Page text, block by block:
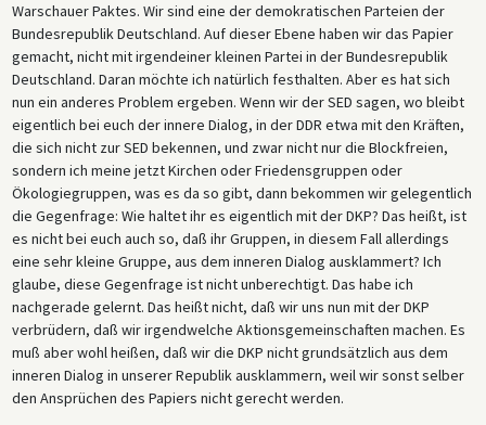
Warschauer Paktes. Wir sind eine der demokratischen Parteien der
Bundesrepublik Deutschland. Auf dieser Ebene haben wir das Papier
gemacht, nicht mit irgendeiner kleinen Partei in der Bundesrepublik
Deutschland. Daran möchte ich natürlich festhalten. Aber es hat sich
nun ein anderes Problem ergeben. Wenn wir der SED sagen, wo bleibt
eigentlich bei euch der innere Dialog, in der DDR etwa mit den Kräften,
die sich nicht zur SED bekennen, und zwar nicht nur die Blockfreien,
sondern ich meine jetzt Kirchen oder Friedensgruppen oder
Ökologiegruppen, was es da so gibt, dann bekommen wir gelegentlich
die Gegenfrage: Wie haltet ihr es eigentlich mit der DKP? Das heißt, ist
es nicht bei euch auch so, daß ihr Gruppen, in diesem Fall allerdings
eine sehr kleine Gruppe, aus dem inneren Dialog ausklammert? Ich
glaube, diese Gegenfrage ist nicht unberechtigt. Das habe ich
nachgerade gelernt. Das heißt nicht, daß wir uns nun mit der DKP
verbrüdern, daß wir irgendwelche Aktionsgemeinschaften machen. Es
muß aber wohl heißen, daß wir die DKP nicht grundsätzlich aus dem
inneren Dialog in unserer Republik ausklammern, weil wir sonst selber
den Ansprüchen des Papiers nicht gerecht werden.